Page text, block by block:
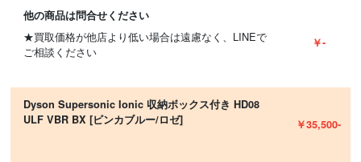
他の商品は問合せください
★買取価格が他店より低い場合は遠慮なく、LINEで
ご相談ください
￥-
Dyson Supersonic Ionic 収納ボックス付き HD08
ULF VBR BX [ビンカブルー/ロゼ]
￥35,500-